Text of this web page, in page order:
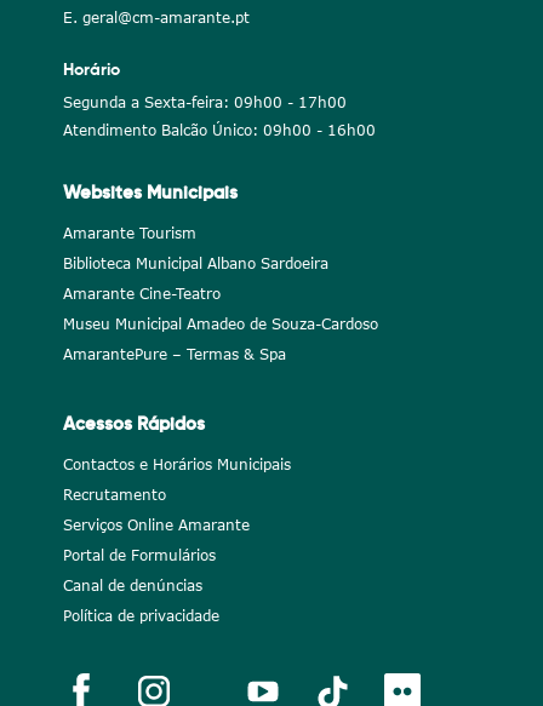
E. geral@cm-amarante.pt
Horário
Segunda a Sexta-feira: 09h00 - 17h00
Atendimento Balcão Único: 09h00 - 16h00
Websites Municipais
Amarante Tourism
Biblioteca Municipal Albano Sardoeira
Amarante Cine-Teatro
Museu Municipal Amadeo de Souza-Cardoso
AmarantePure – Termas & Spa
Acessos Rápidos
Contactos e Horários Municipais
Recrutamento
Serviços Online Amarante
Portal de Formulários
Canal de denúncias
Política de privacidade